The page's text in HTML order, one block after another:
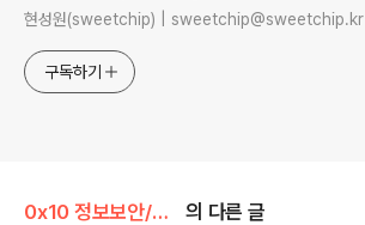
현성원(sweetchip) | sweetchip@sweetchip.kr
구독하기
0x10 정보보안/0x13 Write-Up 의 다른 글